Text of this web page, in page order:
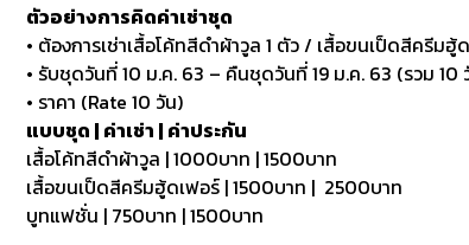
ตัวอย่างการคิดค่าเช่าชุด
• ต้องการเช่าเสื้อโค้ทสีดำผ้าวูล 1 ตัว / เสื้อขนเป็ดสีครีม
• รับชุดวันที่ 10 ม.ค. 63 – คืนชุดวันที่ 19 ม.ค. 63 (รวม 10
• ราคา (Rate 10 วัน)
แบบชุด | ค่าเช่า | ค่าประกัน
เสื้อโค้ทสีดำผ้าวูล | 1000บาท | 1500บาท
เสื้อขนเป็ดสีครีมฮู้ดเฟอร์ | 1500บาท | 2500บาท
บูทแฟชั่น | 750บาท | 1500บาท